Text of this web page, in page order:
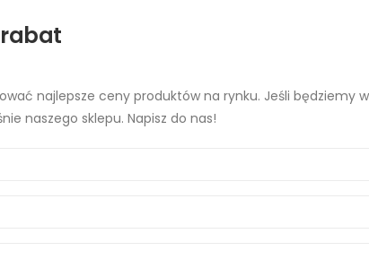
najlepsze ceny produktów na rynku. Jeśli
naszego sklepu. Napisz do nas!